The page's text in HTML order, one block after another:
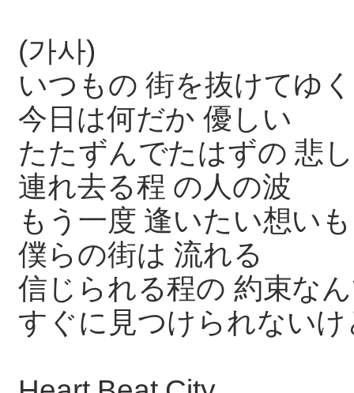
(가사)
いつもの 街を抜けてゆ
今日は何だか 優しい
たたずんでたはずの 悲
連れ去る程 の人の波
もう一度 逢いたい想い
僕らの街は 流れる
信じられる程の 約束な
すぐに見つけられないけ